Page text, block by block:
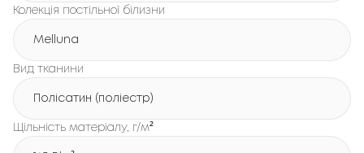
Колекція постільної білизни
Melluna
Вид тканини
Полісатин (поліестр)
Щільність матеріалу, г/м²